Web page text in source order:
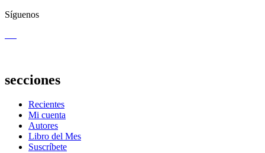
Síguenos
secciones
Recientes
Mi cuenta
Autores
Libro del Mes
Suscríbete